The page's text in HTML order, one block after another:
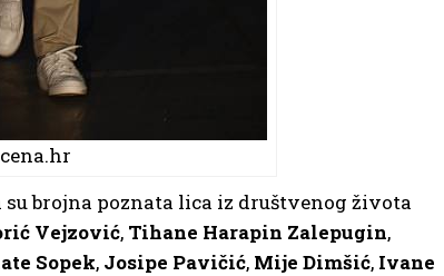
su brojna poznata lica iz društvenog života
Vejzović, Tihane Harapin Zalepugin,
Sopek, Josipe Pavičić, Mije Dimšić, Ivane